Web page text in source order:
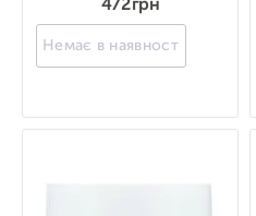
Немає в наявності